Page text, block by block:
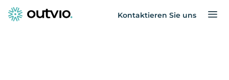
Kontaktieren Sie uns